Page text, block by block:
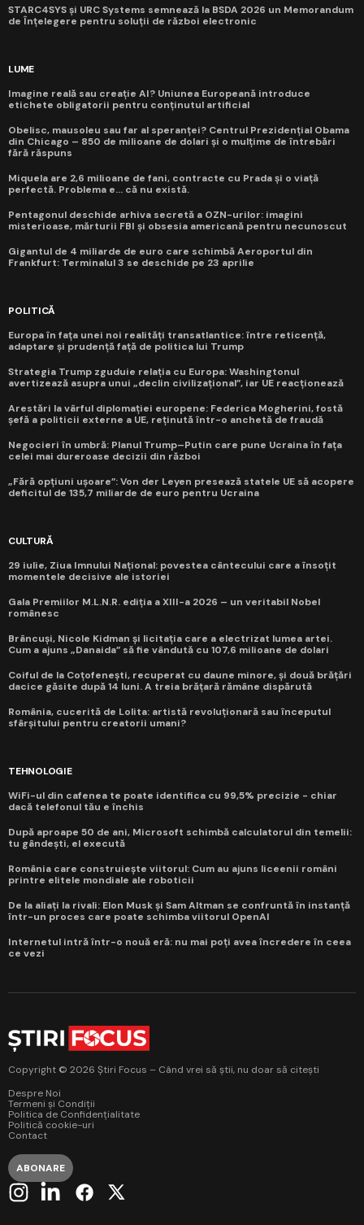
STARC4SYS și URC Systems semnează la BSDA 2026 un Memorandum
de Înțelegere pentru soluții de război electronic
LUME
Imagine reală sau creație AI? Uniunea Europeană introduce
etichete obligatorii pentru conținutul artificial
Obelisc, mausoleu sau far al speranței? Centrul Prezidențial Obama
din Chicago – 850 de milioane de dolari și o mulțime de întrebări
fără răspuns
Miquela are 2,6 milioane de fani, contracte cu Prada și o viață
perfectă. Problema e... că nu există.
Pentagonul deschide arhiva secretă a OZN-urilor: imagini
misterioase, mărturii FBI și obsesia americană pentru necunoscut
Gigantul de 4 miliarde de euro care schimbă Aeroportul din
Frankfurt: Terminalul 3 se deschide pe 23 aprilie
POLITICĂ
Europa în fața unei noi realități transatlantice: între reticență,
adaptare și prudență față de politica lui Trump
Strategia Trump zguduie relația cu Europa: Washingtonul
avertizează asupra unui „declin civilizațional”, iar UE reacționează
Arestări la vârful diplomației europene: Federica Mogherini, fostă
șefă a politicii externe a UE, reținută într-o anchetă de fraudă
Negocieri în umbră: Planul Trump–Putin care pune Ucraina în fața
celei mai dureroase decizii din război
„Fără opțiuni ușoare”: Von der Leyen presează statele UE să acopere
deficitul de 135,7 miliarde de euro pentru Ucraina
CULTURĂ
29 iulie, Ziua Imnului Național: povestea cântecului care a însoțit
momentele decisive ale istoriei
Gala Premiilor M.L.N.R. ediția a XIII-a 2026 – un veritabil Nobel
românesc
Brâncuși, Nicole Kidman și licitația care a electrizat lumea artei.
Cum a ajuns „Danaida” să fie vândută cu 107,6 milioane de dolari
Coiful de la Coțofenești, recuperat cu daune minore, și două brățări
dacice găsite după 14 luni. A treia brățară rămâne dispărută
România, cucerită de Lolita: artistă revoluționară sau începutul
sfârșitului pentru creatorii umani?
TEHNOLOGIE
WiFi-ul din cafenea te poate identifica cu 99,5% precizie - chiar
dacă telefonul tău e închis
După aproape 50 de ani, Microsoft schimbă calculatorul din temelii:
tu gândești, el execută
România care construiește viitorul: Cum au ajuns liceenii români
printre elitele mondiale ale roboticii
De la aliați la rivali: Elon Musk și Sam Altman se confruntă în instanță
într-un proces care poate schimba viitorul OpenAI
Internetul intră într-o nouă eră: nu mai poți avea încredere în ceea
ce vezi
Copyright © 2026 Știri Focus – Când vrei să știi, nu doar să citești
Despre Noi
Termeni și Condiții
Politica de Confidențialitate
Politică cookie-uri
Contact
ABONARE